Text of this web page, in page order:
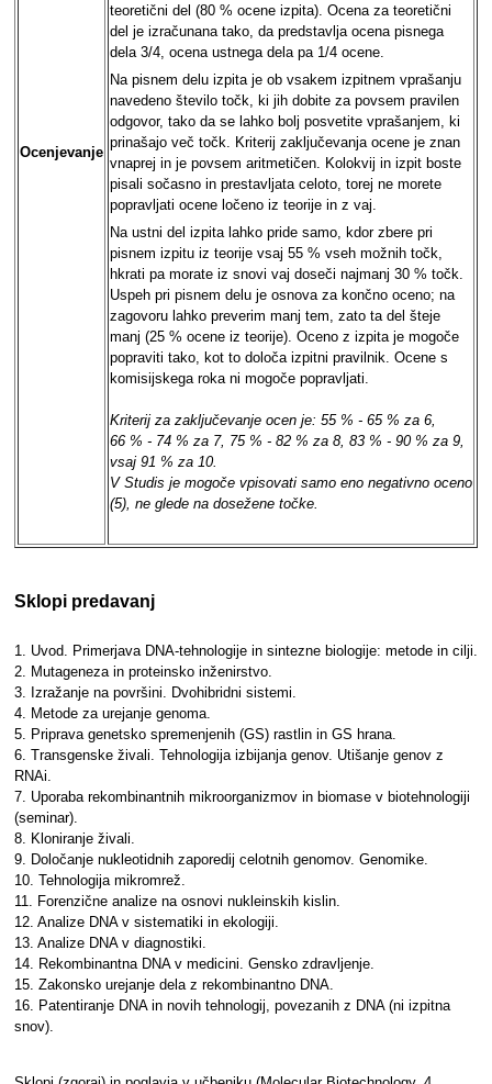
Ocenjevanje
teoretični del (80 % ocene izpita). Ocena za teoretični
del je izračunana tako, da predstavlja ocena pisnega
dela 3/4, ocena ustnega dela pa 1/4 ocene.
Na pisnem delu izpita je ob vsakem izpitnem vprašanju
navedeno število točk, ki jih dobite za povsem pravilen
odgovor, tako da se lahko bolj posvetite vprašanjem, ki
prinašajo več točk. Kriterij zaključevanja ocene je znan
vnaprej in je povsem aritmetičen. Kolokvij in izpit boste
pisali sočasno in prestavljata celoto, torej ne morete
popravljati ocene ločeno iz teorije in z vaj.
Na ustni del izpita lahko pride samo, kdor zbere pri
pisnem izpitu iz teorije vsaj 55 % vseh možnih točk,
hkrati pa morate iz snovi vaj doseči najmanj 30 % točk.
Uspeh pri pisnem delu je osnova za končno oceno; na
zagovoru lahko preverim manj tem, zato ta del šteje
manj (25 % ocene iz teorije). Oceno z izpita je mogoče
popraviti tako, kot to določa izpitni pravilnik. Ocene s
komisijskega roka ni mogoče popravljati.
Kriterij za zaključevanje ocen je: 55 % - 65 % za 6,
66 % - 74 % za 7, 75 % - 82 % za 8, 83 % - 90 % za 9,
vsaj 91 % za 10.
V Studis je mogoče vpisovati samo eno negativno oceno
(5), ne glede na dosežene točke.
Sklopi predavanj
1. Uvod. Primerjava DNA-tehnologije in sintezne biologije: metode in cilji.
2. Mutageneza in proteinsko inženirstvo.
3. Izražanje na površini. Dvohibridni sistemi.
4. Metode za urejanje genoma.
5. Priprava genetsko spremenjenih (GS) rastlin in GS hrana.
6. Transgenske živali. Tehnologija izbijanja genov. Utišanje genov z
RNAi.
7. Uporaba rekombinantnih mikroorganizmov in biomase v biotehnologiji
(seminar).
8. Kloniranje živali.
9. Določanje nukleotidnih zaporedij celotnih genomov. Genomike.
10. Tehnologija mikromrež.
11. Forenzične analize na osnovi nukleinskih kislin.
12. Analize DNA v sistematiki in ekologiji.
13. Analize DNA v diagnostiki.
14. Rekombinantna DNA v medicini. Gensko zdravljenje.
15. Zakonsko urejanje dela z rekombinantno DNA.
16. Patentiranje DNA in novih tehnologij, povezanih z DNA (ni izpitna
snov).